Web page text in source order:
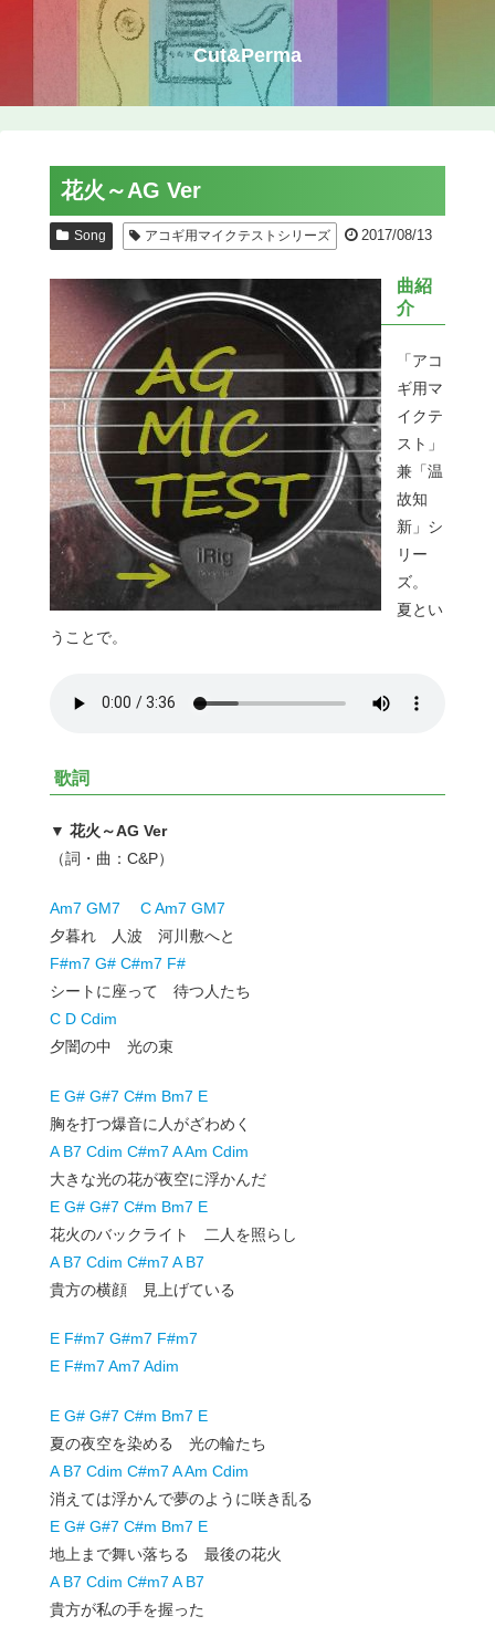
Cut&Perma
花火～AG Ver
Song アコギ用マイクテストシリーズ 2017/08/13
曲紹
介
「アコ
ギ用マ
イクテ
スト」
兼「温
故知
新」シ
リー
ズ。
夏とい
うことで。
歌詞
▼ 花火～AG Ver
（詞・曲：C&P）
Am7 GM7 C Am7 GM7
夕暮れ 人波 河川敷へと
F#m7 G# C#m7 F#
シートに座って 待つ人たち
C D Cdim
夕闇の中 光の束
E G# G#7 C#m Bm7 E
胸を打つ爆音に人がざわめく
A B7 Cdim C#m7 A Am Cdim
大きな光の花が夜空に浮かんだ
E G# G#7 C#m Bm7 E
花火のバックライト 二人を照らし
A B7 Cdim C#m7 A B7
貴方の横顔 見上げている
E F#m7 G#m7 F#m7
E F#m7 Am7 Adim
E G# G#7 C#m Bm7 E
夏の夜空を染める 光の輪たち
A B7 Cdim C#m7 A Am Cdim
消えては浮かんで夢のように咲き乱る
E G# G#7 C#m Bm7 E
地上まで舞い落ちる 最後の花火
A B7 Cdim C#m7 A B7
貴方が私の手を握った